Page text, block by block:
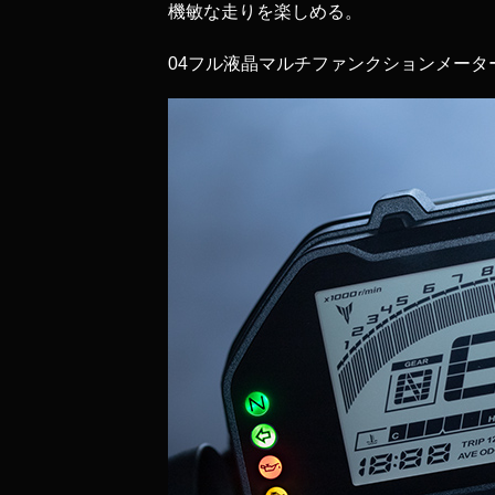
機敏な走りを楽しめる。
04フル液晶マルチファンクションメータ